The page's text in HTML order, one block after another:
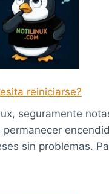
reiniciarse?
seguramente
sin problemas.